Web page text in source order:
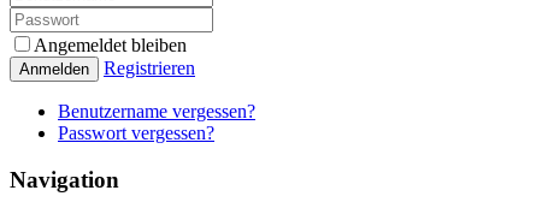
Angemeldet bleiben
Anmelden Registrieren
Benutzername vergessen?
Passwort vergessen?
Navigation